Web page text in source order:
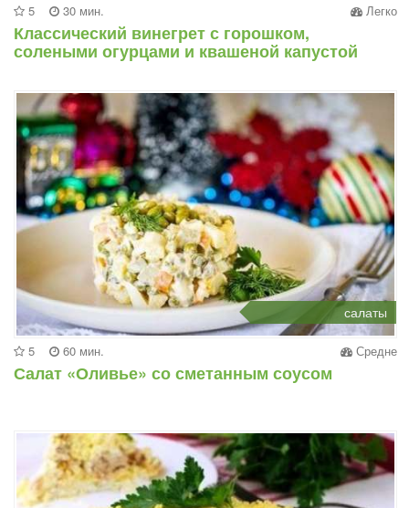
5 30 мин. Легко
Классический винегрет с горошком,
солеными огурцами и квашеной капустой
салаты
5 60 мин. Средне
Салат «Оливье» со сметанным соусом